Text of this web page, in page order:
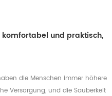
und praktisch,
die Menschen immer höhere
Versorgung, und die Sauberkeit